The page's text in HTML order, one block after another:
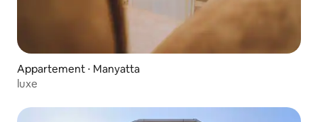
Appartement ⋅ Manyatta
luxe